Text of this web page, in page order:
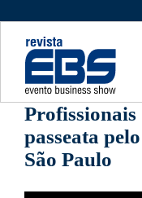
Profissionais
passeata
São Paulo